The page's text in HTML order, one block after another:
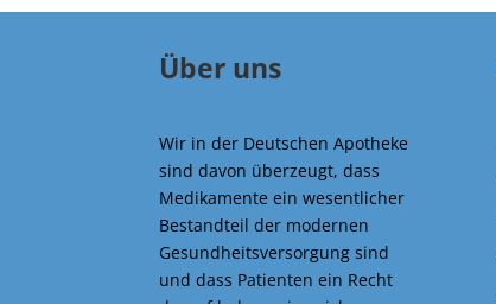
€1,220.00
Über uns
Wir in der Deutschen Apotheke
sind davon überzeugt, dass
Medikamente ein wesentlicher
Bestandteil der modernen
Gesundheitsversorgung sind
und dass Patienten ein Recht